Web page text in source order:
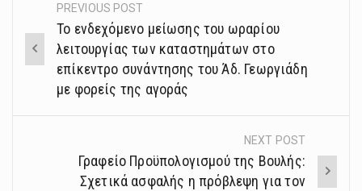
Post
navigation
PREVIOUS POST
Το ενδεχόμενο μείωσης του ωραρίου
λειτουργίας των καταστημάτων στο
επίκεντρο συνάντησης του Άδ. Γεωργιάδη
με φορείς της αγοράς
NEXT POST
Γραφείο Προϋπολογισμού της Βουλής:
Σχετικά ασφαλής η πρόβλεψη για τον